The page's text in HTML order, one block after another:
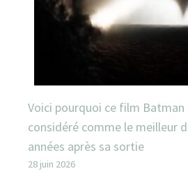
Voici pourquoi ce film Batman
considéré comme le meilleur
années après sa sortie
28 juin 2026